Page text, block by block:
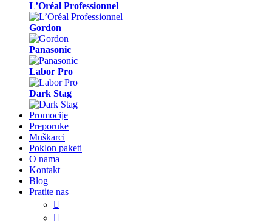
L’Oréal Professionnel
Gordon
Panasonic
Labor Pro
Dark Stag
Promocije
Preporuke
Muškarci
Poklon paketi
O nama
Kontakt
Blog
Pratite nas

